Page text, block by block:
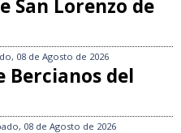
San Lorenzo de
08 de Agosto de 2026
Bercianos del
08 de Agosto de 2026